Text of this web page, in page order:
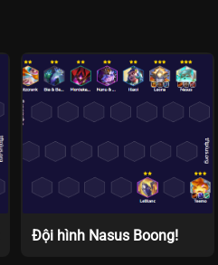
Đội hình Nasus Boong!